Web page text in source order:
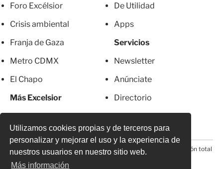
Utilizamos cookies propias y de terceros para
personalizar y mejorar el uso y la experiencia de
nuestros usuarios en nuestro sitio web.
Más información
Foro Excélsior
Crisis ambiental
Franja de Gaza
Metro CDMX
El Chapo
Más Excelsior
De Utilidad
Apps
Servicios
Newsletter
Anúnciate
Directorio
© 2026 Todos los derechos reservados. Prohibida la reproducción total
o parcial, incluyendo cualquier medio electrónico*